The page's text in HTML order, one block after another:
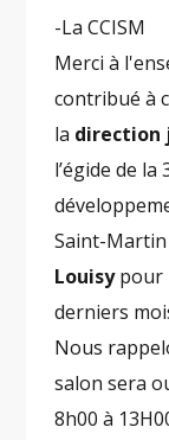
-La CCISM
Merci à
contribué à
la direction
l’égide de
Saint-Martin
Louisypour
derniers
Nous
salon sera
8h00 à